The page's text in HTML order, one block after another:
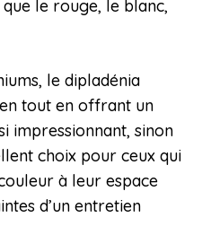
le rouge, le blanc,
le dipladénia
tout en offrant un
impressionnant, sinon
choix pour ceux qui
à leur espace
d’un entretien